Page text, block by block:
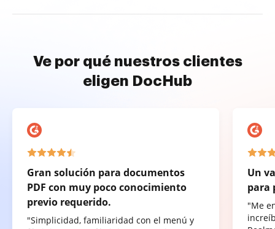
Ve por qué nuestros clientes
eligen DocHub
Gran solución para documentos
PDF con muy poco conocimiento
previo requerido.
"Simplicidad, familiaridad con el menú y
Un
para
"Me